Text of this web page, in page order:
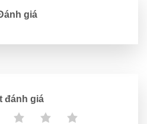
giá
đánh giá